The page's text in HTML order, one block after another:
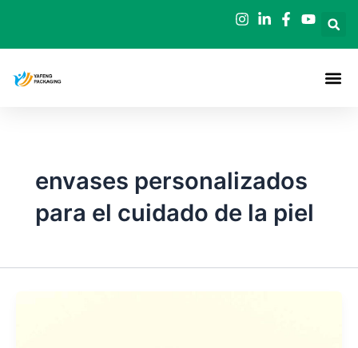
contenido
envases personalizados
para el cuidado de la piel